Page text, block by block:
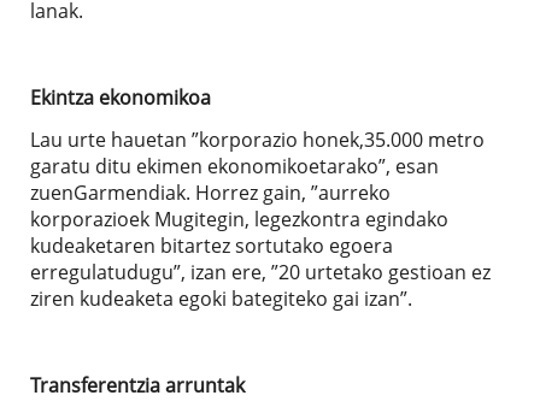
lanak.
Ekintza ekonomikoa
Lau urte hauetan ”korporazio honek,35.000 metro
garatu ditu ekimen ekonomikoetarako”, esan
zuenGarmendiak. Horrez gain, ”aurreko
korporazioek Mugitegin, legezkontra egindako
kudeaketaren bitartez sortutako egoera
erregulatudugu”, izan ere, ”20 urtetako gestioan ez
ziren kudeaketa egoki bategiteko gai izan”.
Transferentzia arruntak